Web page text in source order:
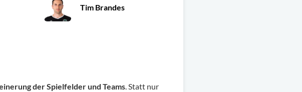
Tim Brandes
der Spielfelder und Teams. Statt nur